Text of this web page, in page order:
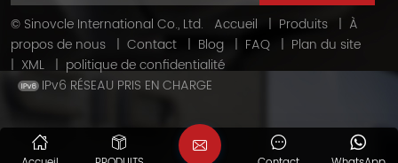
© Sinovcle International Co., Ltd. Accueil | Produits | À
propos de nous | Contact | Blog | FAQ | Plan du site
| XML | politique de confidentialité
IPv6 RÉSEAU PRIS EN CHARGE